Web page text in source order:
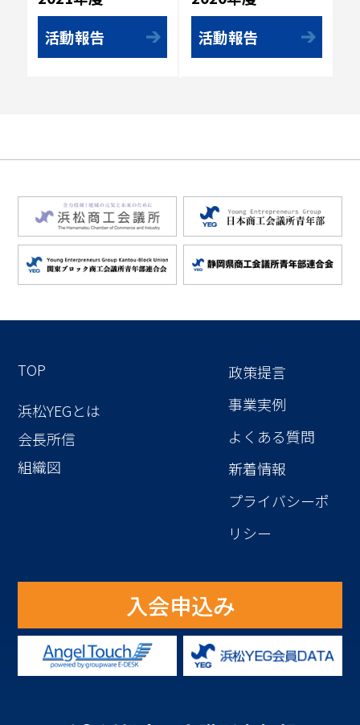
活動報告
活動報告
TOP
浜松YEGとは
会長所信
組織図
政策提言
事業実例
よくある質問
新着情報
プライバシーポ
リシー
入会申込み